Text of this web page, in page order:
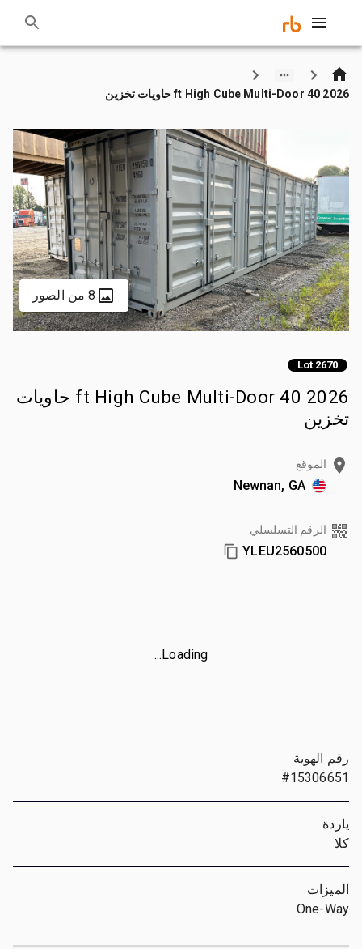
2026 40 ft High Cube Multi-Door حاويات تخزين
8 من الصور
Lot 2670
2026 40 ft High Cube Multi-Door حاويات
تخزين
الموقع
Newnan, GA
الرقم التسلسلي
YLEU2560500
Loading...
رقم الهوية
#15306651
ياردة
كلا
الميزات
One-Way